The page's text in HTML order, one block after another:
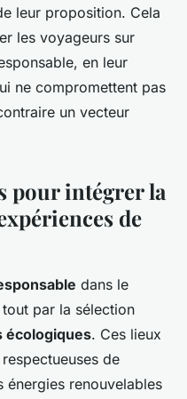
leur proposition. Cela
les voyageurs sur
en leur
ne compromettent pas
un vecteur
pour intégrer la
de
dans le
par la sélection
écologiques. Ces lieux
de
énergies renouvelables